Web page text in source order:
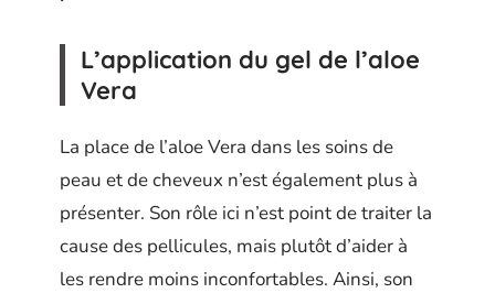
L’application du gel de l’aloe
Vera
La place de l’aloe Vera dans les soins de
peau et de cheveux n’est également plus à
présenter. Son rôle ici n’est point de traiter la
cause des pellicules, mais plutôt d’aider à
les rendre moins inconfortables. Ainsi, son